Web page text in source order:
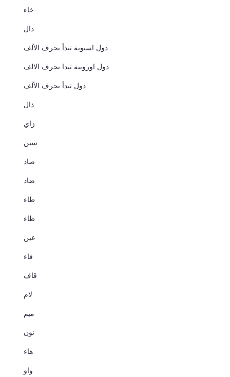
خاء
دال
دول اسيوية تبدأ بحرف الألف
دول اوروبية تبدا بحرف الالف
دول تبدأ بحرف الألف
ذال
زاي
سين
صاد
ضاد
طاء
ظاء
عين
فاء
قاف
لام
ميم
نون
هاء
واو